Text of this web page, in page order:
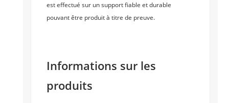
est effectué sur un support fiable et durable
pouvant être produit à titre de preuve.
Informations sur les
produits